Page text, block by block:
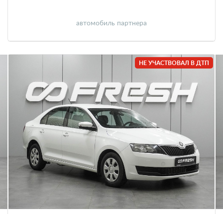
автомобиль партнера
НЕ УЧАСТВОВАЛ В ДТП